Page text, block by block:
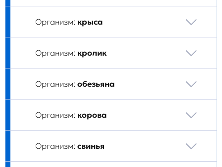
Организм: крыса
Организм: кролик
Организм: обезьяна
Организм: корова
Организм: свинья